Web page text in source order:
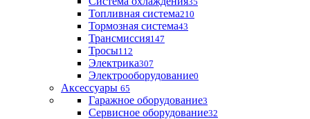
Топливная система210
Тормозная система43
Трансмиссия147
Тросы112
Электрика307
Электрооборудование0
Аксессуары 65
Гаражное оборудование3
Сервисное оборудование32